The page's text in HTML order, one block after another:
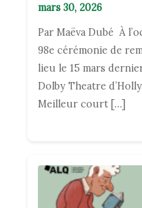
mars 30, 2026
Par Maëva Dubé À
98e cérémonie de
lieu le 15 mars
Dolby Theatre
Meilleur court […]